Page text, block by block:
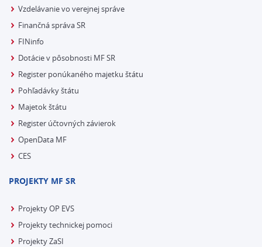
Vzdelávanie vo verejnej správe
Finančná správa SR
FINinfo
Dotácie v pôsobnosti MF SR
Register ponúkaného majetku štátu
Pohľadávky štátu
Majetok štátu
Register účtovných závierok
OpenData MF
CES
PROJEKTY MF SR
Projekty OP EVS
Projekty technickej pomoci
Projekty ZaSI